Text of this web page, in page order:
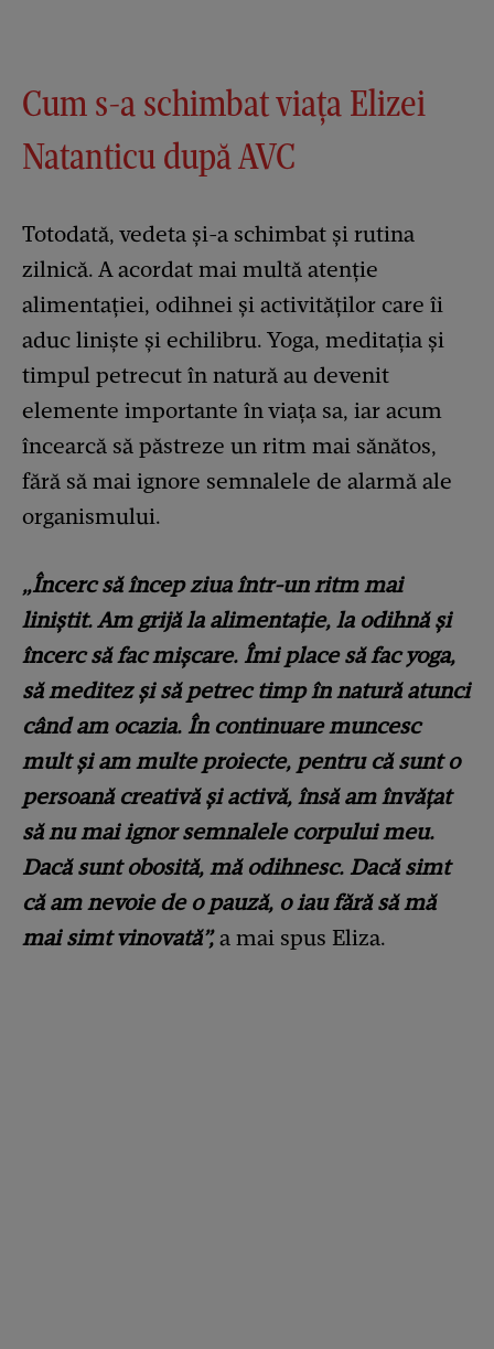
Cum s-a schimbat viața Elizei
Natanticu după AVC
Totodată, vedeta și-a schimbat și rutina
zilnică. A acordat mai multă atenție
alimentației, odihnei și activităților care îi
aduc liniște și echilibru. Yoga, meditația și
timpul petrecut în natură au devenit
elemente importante în viața sa, iar acum
încearcă să păstreze un ritm mai sănătos,
fără să mai ignore semnalele de alarmă ale
organismului.
„Încerc să încep ziua într-un ritm mai
liniștit. Am grijă la alimentație, la odihnă și
încerc să fac mișcare. Îmi place să fac yoga,
să meditez și să petrec timp în natură atunci
când am ocazia. În continuare muncesc
mult și am multe proiecte, pentru că sunt o
persoană creativă și activă, însă am învățat
să nu mai ignor semnalele corpului meu.
Dacă sunt obosită, mă odihnesc. Dacă simt
că am nevoie de o pauză, o iau fără să mă
mai simt vinovată”,a mai spus Eliza.